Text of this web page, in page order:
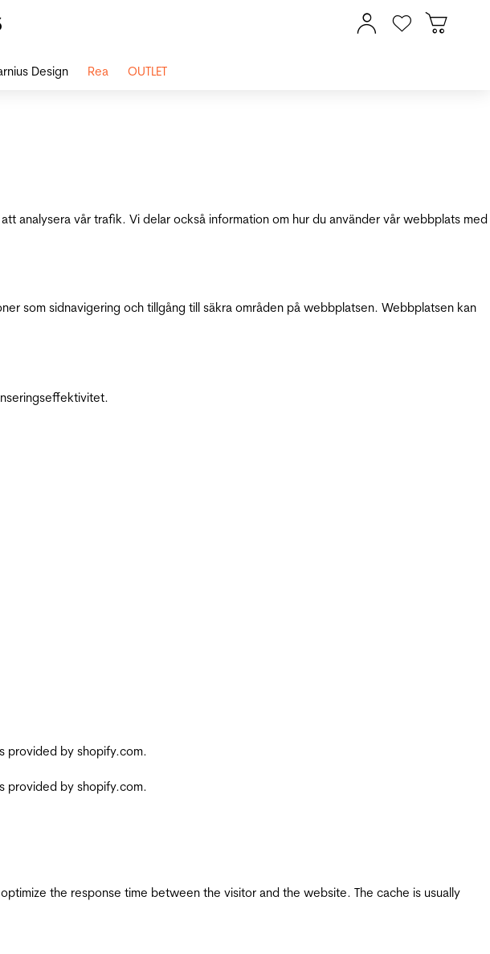
analysera vår trafik. Vi delar också information om hur du använder vår webbplats med
som sidnavigering och tillgång till säkra områden på webbplatsen. Webbplatsen kan
provided by shopify.com.
provided by shopify.com.
the response time between the visitor and the website. The cache is usually
Design Rea OUTLET